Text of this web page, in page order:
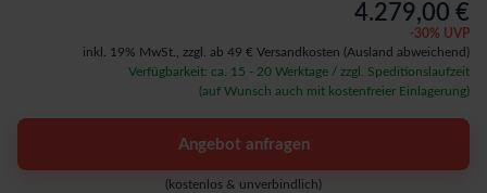
4.279,00 €
-30% UVP
inkl. 19% MwSt., zzgl. ab 49 € Versandkosten (Ausland abweichend)
Verfügbarkeit: ca. 15 - 20 Werktage / zzgl. Speditionslaufzeit
(auf Wunsch auch mit kostenfreier Einlagerung)
Angebot anfragen
(kostenlos & unverbindlich)